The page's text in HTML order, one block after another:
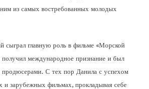
из самых востребованных молодых
сыграл главную роль в фильме «Морской
международное признание и был
продюсерами. С тех пор Данила с успехом
и зарубежных фильмах, прокладывая себе